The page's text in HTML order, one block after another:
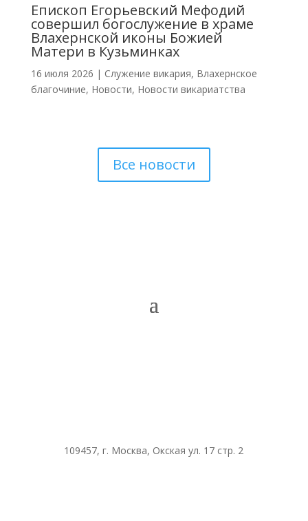
Епископ Егорьевский Мефодий
совершил богослужение в храме
Влахернской иконы Божией
Матери в Кузьминках
16 июля 2026 | Cлужение викария, Влахернское
благочиние, Новости, Новости викариатства
Все новости
109457, г. Москва, Окская ул. 17 стр. 2